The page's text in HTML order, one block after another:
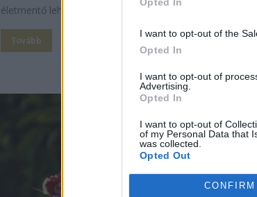
I want to opt-out of the
Opted In
I want to opt-out of
Advertising.
Opted In
I want to opt-out of
of my Personal Data that
was collected.
Opted Out
CONFIRM
életmentő lehet egy-egy dózis...
Tovább